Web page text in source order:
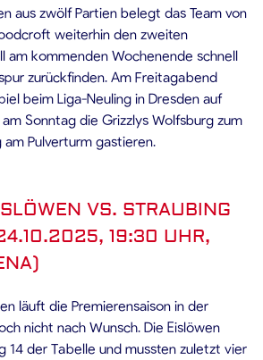
aus zwölf Partien belegt das Team von
weiterhin den zweiten
am kommenden Wochenende schnell
zurückfinden. Am Freitagabend
beim Liga-Neuling in Dresden auf
Sonntag die Grizzlys Wolfsburg zum
Pulverturm gastieren.
VS. STRAUBING
19:30 UHR,
läuft die Premierensaison in der
nicht nach Wunsch. Die Eislöwen
14 der Tabelle und mussten zuletzt vier